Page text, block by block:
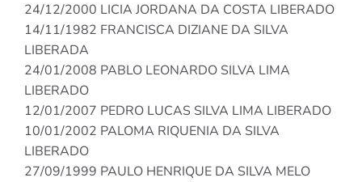
24/12/2000 LICIA JORDANA DA COSTA LIBERADO
14/11/1982 FRANCISCA DIZIANE DA SILVA
LIBERADA
24/01/2008 PABLO LEONARDO SILVA LIMA
LIBERADO
12/01/2007 PEDRO LUCAS SILVA LIMA LIBERADO
10/01/2002 PALOMA RIQUENIA DA SILVA
LIBERADO
27/09/1999 PAULO HENRIQUE DA SILVA MELO